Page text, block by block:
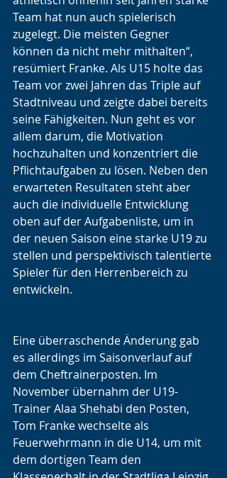
Team hat nun auch spielerisch
zugelegt. Die meisten Gegner
können da nicht mehr mithalten“,
resümiert Franke. Als U15 holte das
Team vor zwei Jahren das Triple auf
Stadtniveau und zeigte dabei bereits
seine Fähigkeiten. Nun geht es vor
allem darum, die Motivation
hochzuhalten und konzentriert die
Pflichtaufgaben zu lösen. Neben den
erwarteten Resultaten steht aber
auch die individuelle Entwicklung
oben auf der Aufgabenliste, um in
der neuen Saison eine starke U19 zu
stellen und perspektivisch talentierte
Spieler für den Herrenbereich zu
entwickeln.
Eine überraschende Änderung gab
es allerdings im Saisonverlauf auf
dem Cheftrainerposten. Im
November übernahm der U19-
Trainer Alaa Shehabi den Posten,
Tom Franke wechselte als
Feuerwehrmann in die U14, um mit
dem dortigen Team den